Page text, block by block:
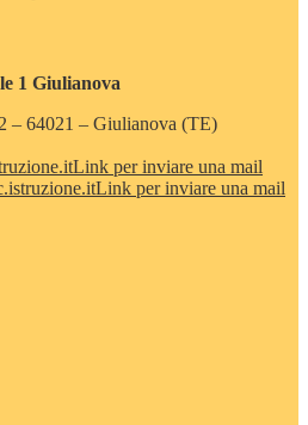
1 Giulianova
– 64021 – Giulianova (TE)
Link per inviare una mail
Link per inviare una mail